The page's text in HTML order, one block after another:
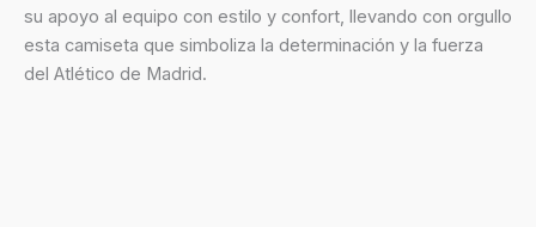
su apoyo al equipo con estilo y confort, llevando con orgullo
esta camiseta que simboliza la determinación y la fuerza
del Atlético de Madrid.